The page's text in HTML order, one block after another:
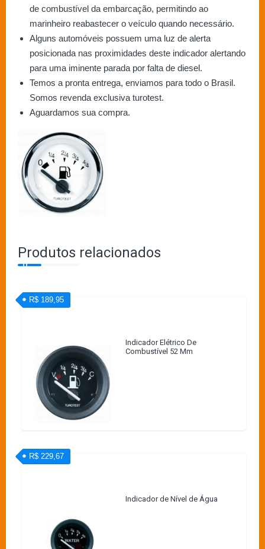
de combustível da embarcação, permitindo ao
marinheiro reabastecer o veículo quando necessário.
Alguns automóveis possuem uma luz de alerta
posicionada nas proximidades deste indicador alertando
para uma iminente parada por falta de diesel.
Temos a pronta entrega, enviamos para todo o Brasil.
Somos revenda exclusiva turotest.
Aguardamos sua compra.
Produtos relacionados
Indicador Elétrico De
Combustível 52 Mm
R$ 189,95
Indicador de Nível de Água
R$ 229,67